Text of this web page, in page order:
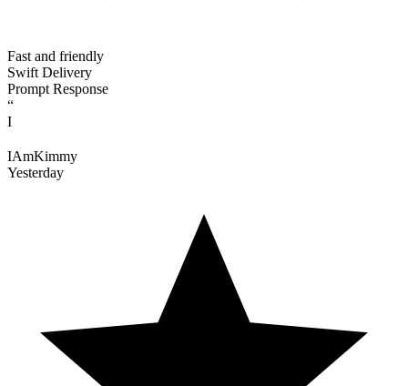
Fast and friendly
Swift Delivery
Prompt Response
“
I
IAmKimmy
Yesterday